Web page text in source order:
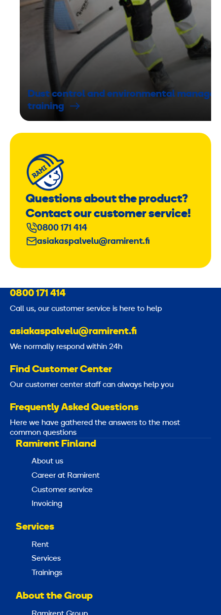
Dust control and environmental
training
Questions about the product?
Contact our customer service!
0800 171 414
asiakaspalvelu@ramirent.fi
0800 171 414
Call us, our customer service is here to help
asiakaspalvelu@ramirent.fi
We normally respond within 24h
Find Customer Center
Our customer center staff can always help you
Frequently Asked Questions
Here we have gathered the answers to the most
common questions
Ramirent Finland
About us
Career at Ramirent
Customer service
Invoicing
Services
Rent
Services
Trainings
About the Group